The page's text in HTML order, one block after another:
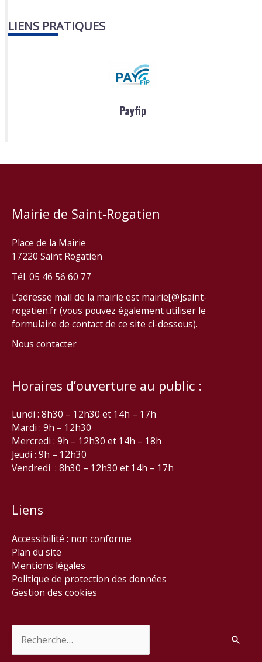
LIENS PRATIQUES
Payfip
Mairie de Saint-Rogatien
Place de la Mairie
17220 Saint Rogatien
Tél. 05 46 56 60 77
L’adresse mail de la mairie est mairie[@]saint-
rogatien.fr (vous pouvez également utiliser le
formulaire de contact de ce site ci-dessous).
Nous contacter
Horaires d’ouverture au public :
Lundi : 8h30 – 12h30 et 14h – 17h
Mardi : 9h – 12h30
Mercredi : 9h – 12h30 et 14h – 18h
Jeudi : 9h – 12h30
Vendredi : 8h30 – 12h30 et 14h – 17h
Liens
Accessibilité : non conforme
Plan du site
Mentions légales
Politique de protection des données
Gestion des cookies